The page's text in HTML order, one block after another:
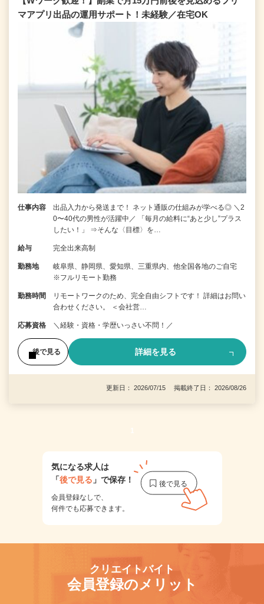
マアプリ出品の運用サポート！未経験／在宅OK
仕事内容
出品入力から発送まで！ ネット通販の仕組みが学べる◎ ＼2
0〜40代の男性が活躍中／ 「毎月の給料に“あと少し”プラス
したい！」 ⇒そんな〈目標〉を…
給与 完全出来高制
勤務地
岐阜県、静岡県、愛知県、三重県内、他全国各地のご自宅
※フルリモート勤務
勤務時間
リモートワークのため、完全自由シフトです！ 詳細はお問い
合わせください。 ＜会社営…
応募資格 ＼経験・資格・学歴いっさい不問！／
後で見る 詳細を見る
更新日： 2026/07/15 掲載終了日： 2026/08/26
1
気になる求人は
「後で見る 」で保存！
会員登録なしで、
何件でも応募できます。
クリエイトバイト
会員登録のメリット